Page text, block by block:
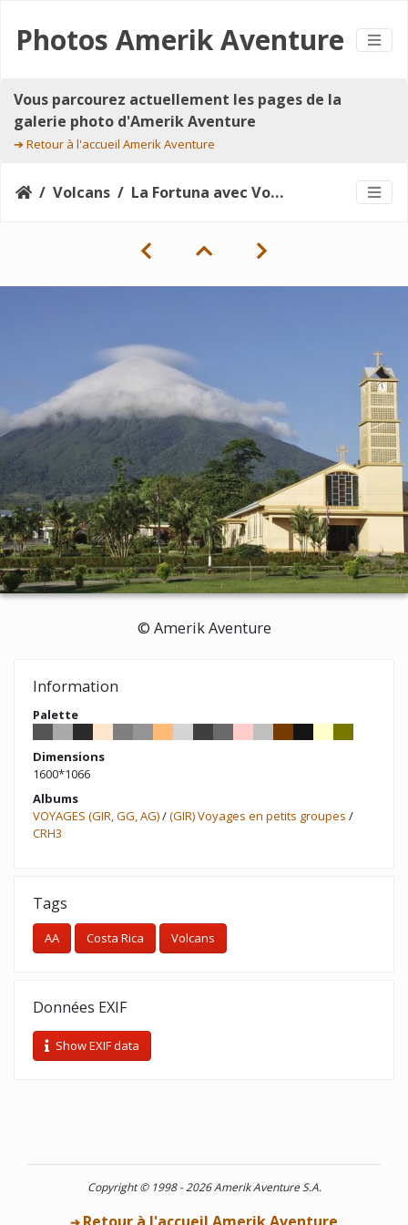
Photos Amerik Aventure
Vous parcourez actuellement les pages de la
galerie photo d'Amerik Aventure
➔ Retour à l'accueil Amerik Aventure
Volcans La Fortuna avec Volcan Arenal
© Amerik Aventure
Information
Palette
Dimensions
1600*1066
Albums
VOYAGES (GIR, GG, AG)/(GIR) Voyages en petits groupes /
CRH3
Tags
AA Costa Rica Volcans
Données EXIF
Show EXIF data
Copyright © 1998 - 2026 Amerik Aventure S.A.